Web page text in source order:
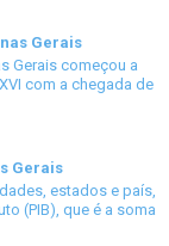
Gerais
Gerais começou a
com a chegada de
Gerais
estados e país,
(PIB), que é a soma